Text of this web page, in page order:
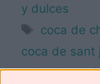
y dulces
Etiquetas
coca de
coca de sant
robot de